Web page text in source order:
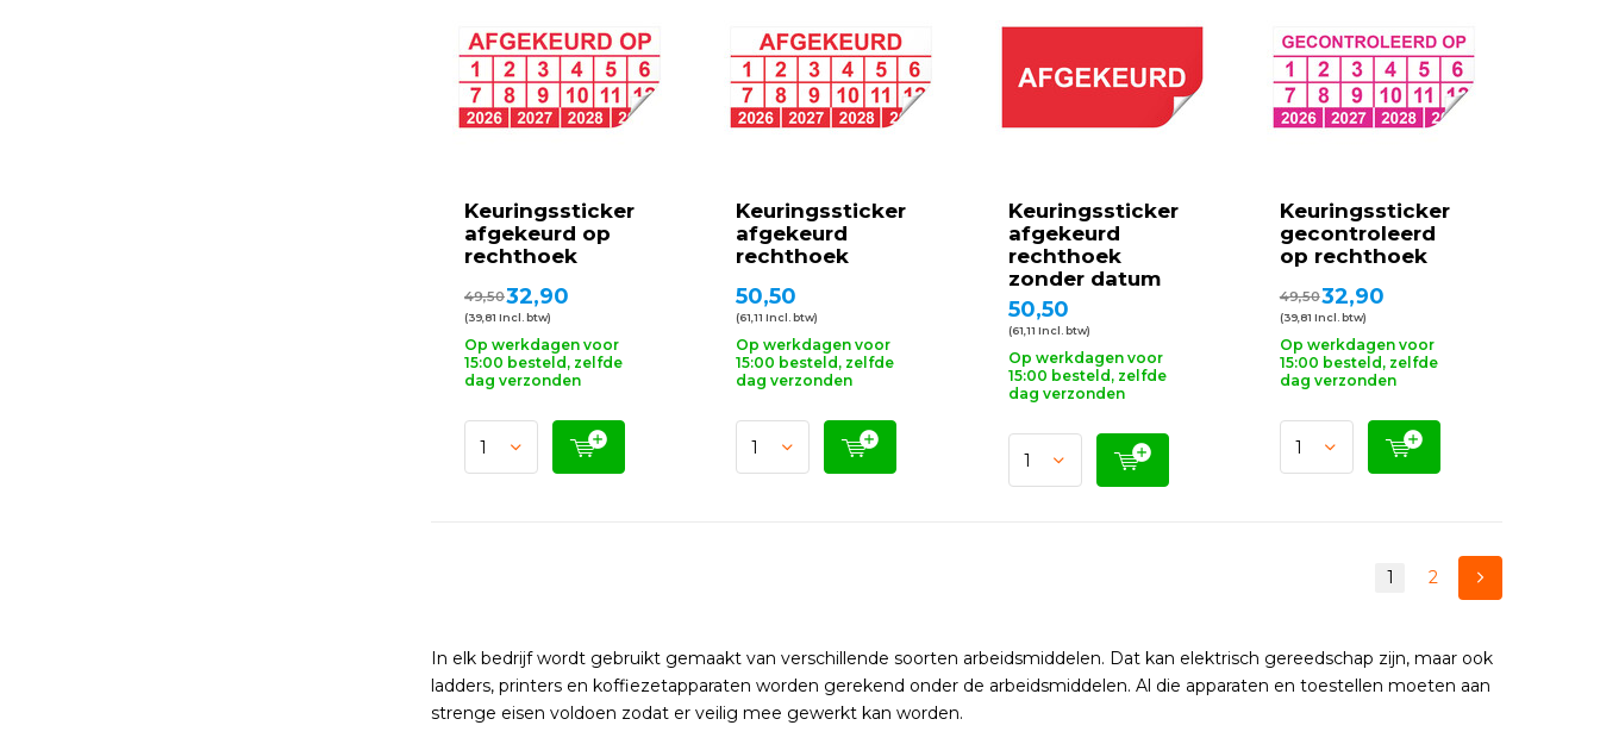
Keuringssticker
afgekeurd op
rechthoek
49,5032,90
(39,81 Incl. btw)
Op werkdagen voor
15:00 besteld, zelfde
dag verzonden
Keuringssticker
afgekeurd
rechthoek
50,50
(61,11 Incl. btw)
Op werkdagen voor
15:00 besteld, zelfde
dag verzonden
Keuringssticker
afgekeurd
rechthoek
zonder datum
50,50
(61,11 Incl. btw)
Op werkdagen voor
15:00 besteld, zelfde
dag verzonden
Keuringssticker
gecontroleerd
op rechthoek
49,5032,90
(39,81 Incl. btw)
Op werkdagen voor
15:00 besteld, zelfde
dag verzonden
1 2
In elk bedrijf wordt gebruikt gemaakt van verschillende soorten arbeidsmiddelen. Dat kan elektrisch gereedschap zijn, maar ook
ladders, printers en koffiezetapparaten worden gerekend onder de arbeidsmiddelen. Al die apparaten en toestellen moeten aan
strenge eisen voldoen zodat er veilig mee gewerkt kan worden.